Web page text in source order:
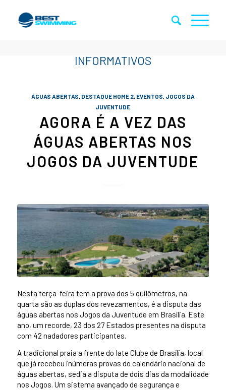
ÁGUAS ABERTAS, DESTAQUE HOME 2, EVENTOS, JOGOS DA
JUVENTUDE
AGORA É A VEZ DAS
ÁGUAS ABERTAS NOS
JOGOS DA JUVENTUDE
Nesta terça-feira tem a prova dos 5 quilômetros, na
quarta são as duplas dos revezamentos, é a disputa das
águas abertas nos Jogos da Juventude em Brasília. Este
ano, um recorde, 23 dos 27 Estados presentes na disputa
com 42 nadadores participantes.
A tradicional praia a frente do Iate Clube de Brasília, local
que já recebeu inúmeras provas do calendário nacional de
águas abertas, sedia a disputa de dois dias da modalidade
nos Jogos. Um sistema avançado de segurança e